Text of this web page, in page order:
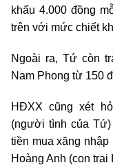
khấu 4.000 đồng
trên với mức chiết
Ngoài ra, Tứ còn
Nam Phong từ 150
HĐXX cũng xét
(người tình của
tiền mua xăng
Hoàng Anh (con trai